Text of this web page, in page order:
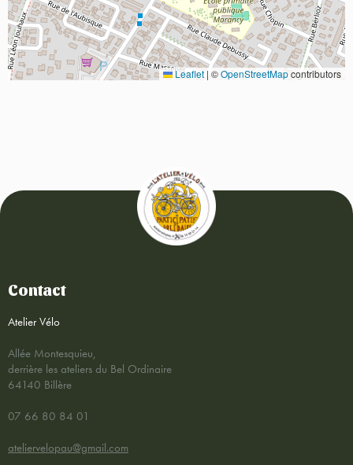
Leaflet | ©OpenStreetMapcontributors
Contact
Atelier Vélo
Allée Montesquieu,
derrière les ateliers du Bel Ordinaire
64140 Billère
07 66 80 84 01
ateliervelopau@gmail.com